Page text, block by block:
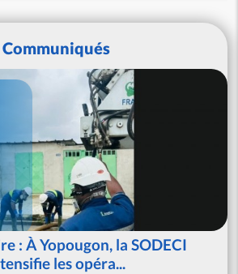
Communiqués
: À Yopougon, la SODECI
les opéra...